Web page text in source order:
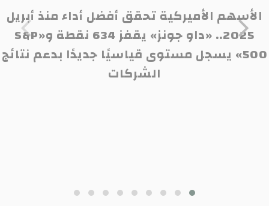
الأسهم الأميركية تحقق أفضل أداء منذ أبريل
2025.. «داو جونز» يقفز 634 نقطة و«S&P
500» يسجل مستوى قياسيًا جديدًا بدعم نتائج
الشركات